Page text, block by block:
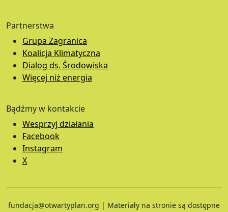
Partnerstwa
Grupa Zagranica
Koalicja Klimatyczna
Dialog ds. Środowiska
Więcej niż energia
Bądźmy w kontakcie
Wesprzyj działania
Facebook
Instagram
X
fundacja@otwartyplan.org | Materiały na stronie są dostępne